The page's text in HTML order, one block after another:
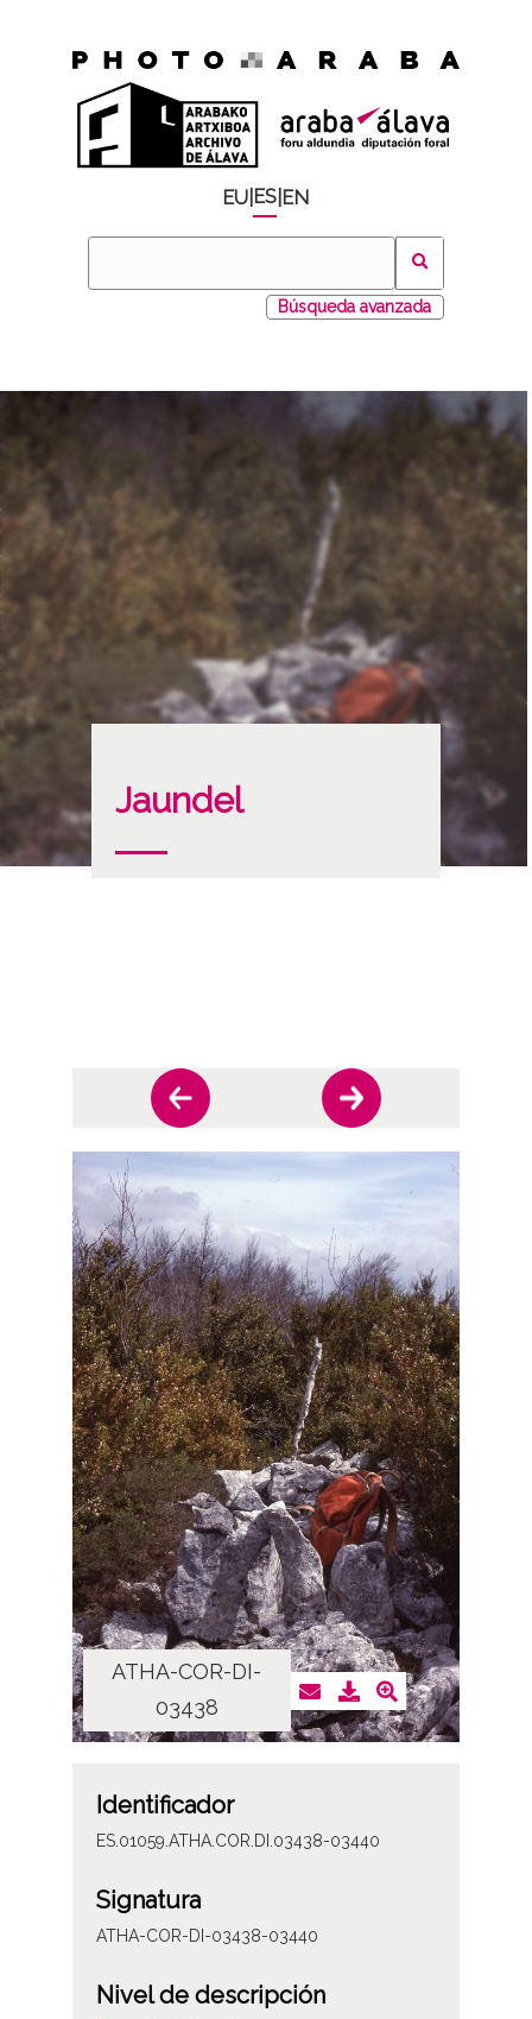
EU ES EN
Búsqueda avanzada
Jaundel
ATHA-COR-DI-
03438
Identificador
ES.01059.ATHA.COR.DI.03438-03440
Signatura
ATHA-COR-DI-03438-03440
Nivel de descripción